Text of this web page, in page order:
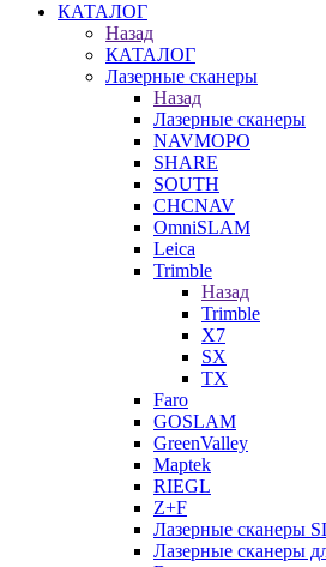
КАТАЛОГ
Назад
КАТАЛОГ
Лазерные сканеры
Назад
Лазерные сканеры
NAVMOPO
SHARE
SOUTH
CHCNAV
OmniSLAM
Leica
Trimble
Назад
Trimble
X7
SX
TX
Faro
GOSLAM
GreenValley
Maptek
RIEGL
Z+F
Лазерные сканеры
Лазерные сканеры